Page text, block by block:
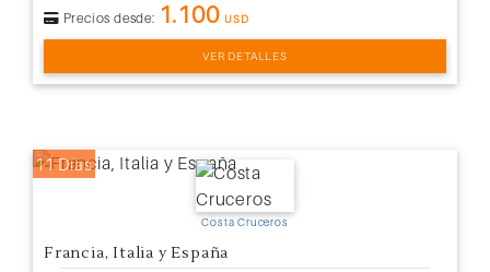
Precios desde: 1.100 USD
VER DETALLES
11 Días
Costa Cruceros
Francia, Italia y España